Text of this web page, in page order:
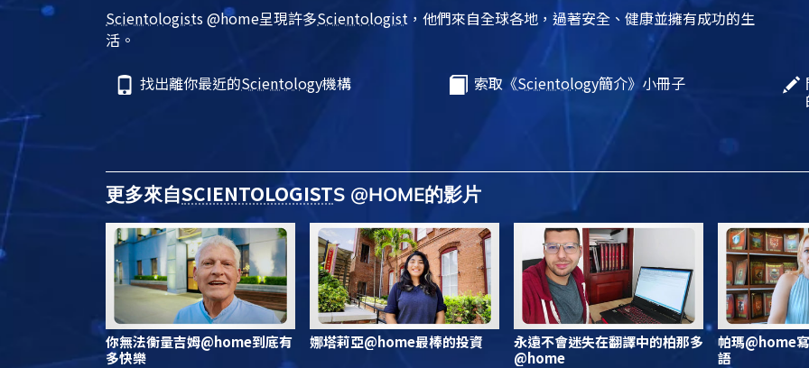
Scientologists @home呈現許多Scientologist ，他們來自全球各地，過著安全、健康並擁有成功的生
活。
找出離你最近的Scientology機構 索取《Scientology簡介》小冊子
更多來自SCIENTOLOGISTS @HOME的影片
你無法衡量吉姆@home到底有
多快樂
娜塔莉亞@home最棒的投資
永遠不會迷失在翻譯中的柏那多
@home
帕瑪@home
語